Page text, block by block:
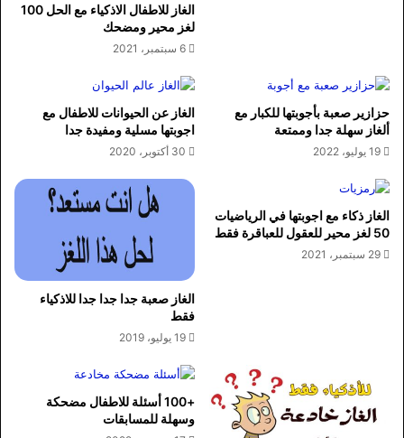
الغاز للاطفال الاذكياء مع الحل 100
لغز محير ومضحك
6 سبتمبر، 2021
حزازير صعبة بأجوبتها للكبار مع
ألغاز سهلة جدا وممتعة
19 يوليو، 2022
الغاز عن الحيوانات للاطفال مع
اجوبتها مسلية ومفيدة جدا
30 أكتوبر، 2020
الغاز ذكاء مع اجوبتها في الرياضيات
50 لغز محير للعقول للعباقرة فقط
29 سبتمبر، 2021
الغاز صعبة جدا جدا جدا للاذكياء
فقط
19 يوليو، 2019
+100 أسئلة للاطفال مضحكة
وسهلة للمسابقات